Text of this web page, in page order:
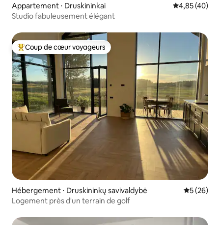
Appartement ⋅ Druskininkai Évaluation
4,85 (40)
Studio fabuleusement élégant
Coups de cœur voyageurs les plus appréciés
Coup de cœur voyageurs
Hébergement ⋅ Druskininkų savivaldybė
5 (26)
Logement près d'un terrain de golf